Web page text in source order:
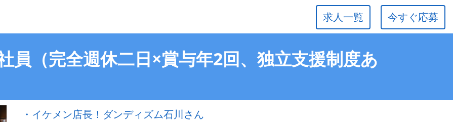
今すぐ応募
求人一覧
員（完全週休二日×賞与年2回、独立支援制度あ
・イケメン店長！ダンディズム石川さん